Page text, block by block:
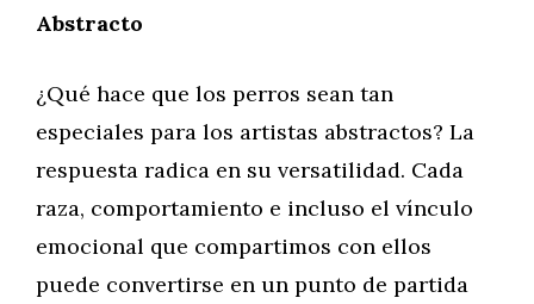
Abstracto
¿Qué hace que los perros sean tan
especiales para los artistas abstractos? La
respuesta radica en su versatilidad. Cada
raza, comportamiento e incluso el vínculo
emocional que compartimos con ellos
puede convertirse en un punto de partida